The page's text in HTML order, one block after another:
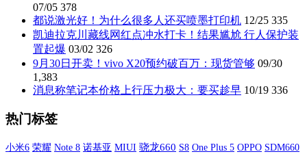
07/05 378
都说激光好！为什么很多人还买喷墨打印机 12/25 335
凯迪拉克川藏线网红点冲水打卡！结果尴尬 行人保护装
置起爆 03/02 326
9月30日开卖！vivo X20预约破百万：现货管够 09/30
1,383
消息称笔记本价格上行压力极大：要买趁早 10/19 336
热门标签
小米6 荣耀 Note 8 诺基亚 MIUI 骁龙660 S8 One Plus 5 OPPO SDM660